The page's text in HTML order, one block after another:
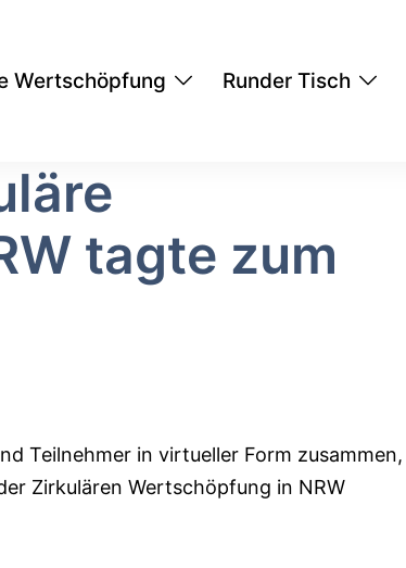
Wertschöpfung Runder Tisch
tagte zum
Teilnehmer in virtueller Form zusammen,
Zirkulären Wertschöpfung in NRW